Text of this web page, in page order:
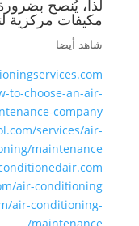
لذا، يُنصح بضرورة
مكيفات مركزية
شاهد أيضا
to-choose-an-air-
company/
services/air-
maintenance/
air-conditioning/
air-conditioning-